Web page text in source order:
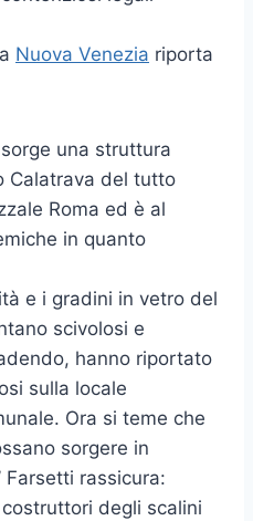
Nuova Venezia riporta
una struttura
Calatrava del tutto
Roma ed è al
in quanto
e i gradini in vetro del
scivolosi e
hanno riportato
sulla locale
Ora si teme che
sorgere in
Farsetti rassicura:
degli scalini